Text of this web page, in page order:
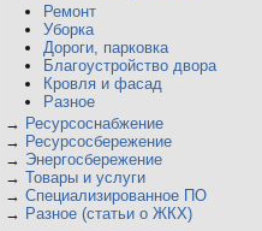
Ремонт
Уборка
Дороги, парковка
Благоустройство двора
Кровля и фасад
Разное
→ Ресурсоснабжение
→ Ресурсосбережение
→ Энергосбережение
→ Товары и услуги
→ Специализированное ПО
→ Разное (статьи о ЖКХ)